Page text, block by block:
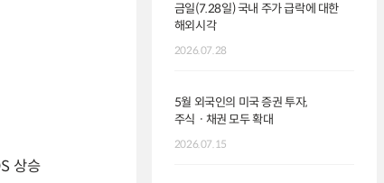
상승
금일(7.28일) 국내 주가 급락에 대한
해외시각
2026.07.28
5월 외국인의 미국 증권 투자,
주식ㆍ채권 모두 확대
2026.07.15